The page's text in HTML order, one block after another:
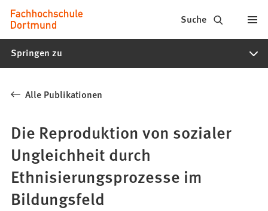
Inhalt anspringen
Fachhochschule
Dortmund
-
Studiengänge,
Bewerbung
Suche
Springen zu
Alle Publikationen
Die Reproduktion von sozialer
Ungleichheit durch
Ethnisierungsprozesse im
Bildungsfeld